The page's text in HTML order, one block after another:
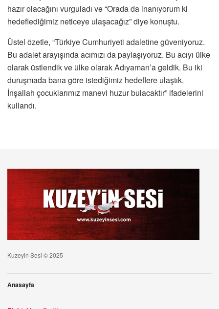
hazır olacağını vurguladı ve “Orada da inanıyorum ki
hedeflediğimiz neticeye ulaşacağız” diye konuştu.
Üstel özetle, “Türkiye Cumhuriyeti adaletine güveniyoruz.
Bu adalet arayışında acımızı da paylaşıyoruz. Bu acıyı ülke
olarak üstlendik ve ülke olarak Adıyaman’a geldik. Bu iki
duruşmada bana göre istediğimiz hedeflere ulaştık.
İnşallah çocuklarımız manevi huzur bulacaktır” ifadelerini
kullandı.
Kuzeyin Sesi © 2025
Anasayfa